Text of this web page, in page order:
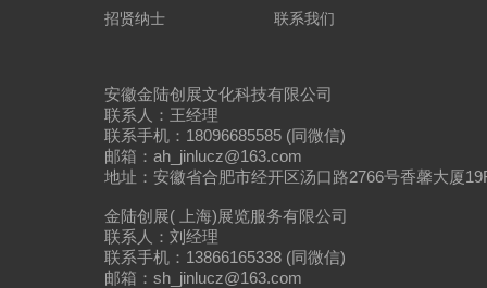
招贤纳士 联系我们
安徽金陆创展文化科技有限公司
联系人：王经理
联系手机：18096685585 (同微信)
邮箱：ah_jinlucz@163.com
地址：安徽省合肥市经开区汤口路2766号香馨大厦
金陆创展( 上海)展览服务有限公司
联系人：刘经理
联系手机：13866165338 (同微信)
邮箱：sh_jinlucz@163.com